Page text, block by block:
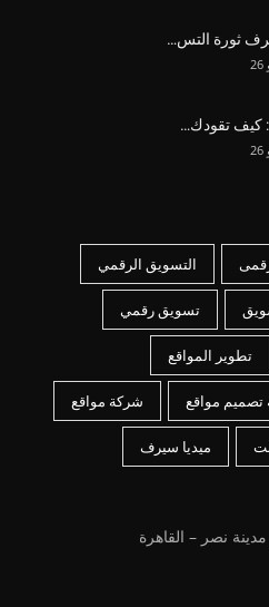
ثورة التس…
كيف تقودك…
التسويق الرقمي
تسويق رقمي
تطوير المواقع
مواقع شركة مواقع
ميديا سيرف